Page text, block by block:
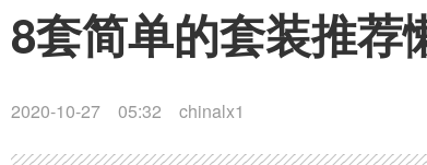
8套简单的套装推荐
2020-10-27 05:32 chinalx1